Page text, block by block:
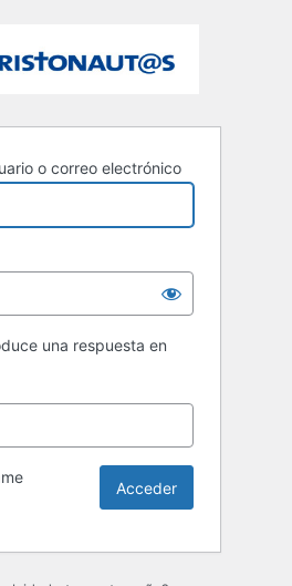
o correo electrónico
una respuesta en